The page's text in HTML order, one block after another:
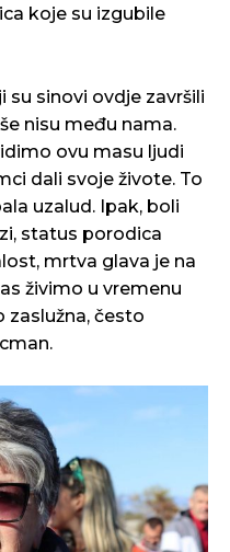
koje su izgubile
su sinovi ovdje završili
nisu među nama.
ovu masu ljudi
dali svoje živote. To
uzalud. Ipak, boli
status porodica
mrtva glava je na
živimo u vremenu
zaslužna, često